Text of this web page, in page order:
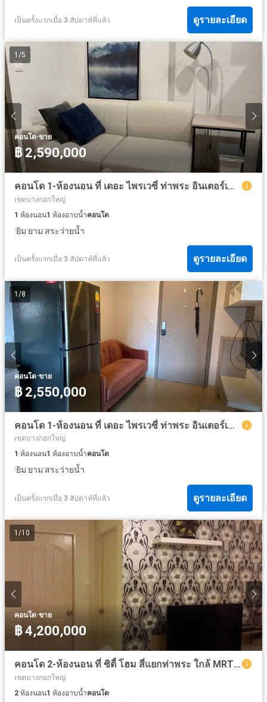
เป็นครั้งแรกเมื่อ 3 สัปดาห์ที่แล้ว ดูรายละเอียด
1 /5
คอนโด·ขาย
฿ 2,590,000
คอนโด 1-ห้องนอน ที่ เดอะ ไพรเวซี่ ท่าพระ อินเตอร์เชนจ์ ใกล้ MRT ท่าพระ
เขตบางกอกใหญ่
1 ห้องนอน1 ห้องอาบน้ำคอนโด
·ยิม·ยาม·สระว่ายน้ำ
เป็นครั้งแรกเมื่อ 3 สัปดาห์ที่แล้ว ดูรายละเอียด
1 /8
คอนโด·ขาย
฿ 2,550,000
คอนโด 1-ห้องนอน ที่ เดอะ ไพรเวซี่ ท่าพระ อินเตอร์เชนจ์ ใกล้ MRT ท่าพระ
เขตบางกอกใหญ่
1 ห้องนอน1 ห้องอาบน้ำคอนโด
·ยิม·ยาม·สระว่ายน้ำ
เป็นครั้งแรกเมื่อ 3 สัปดาห์ที่แล้ว ดูรายละเอียด
1 /10
คอนโด·ขาย
฿ 4,200,000
คอนโด 2-ห้องนอน ที่ ซิตี้ โฮม สี่แยกท่าพระ ใกล้ MRT ท่าพระ
เขตบางกอกใหญ่
2 ห้องนอน1 ห้องอาบน้ำคอนโด